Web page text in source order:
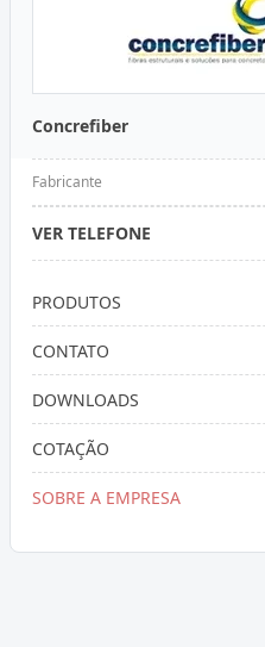
Concrefiber
Fabricante
VER TELEFONE
PRODUTOS
CONTATO
DOWNLOADS
COTAÇÃO
SOBRE A EMPRESA